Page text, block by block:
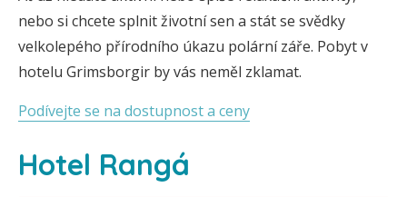
nebo si chcete splnit životní sen a stát se svědky
velkolepého přírodního úkazu polární záře. Pobyt v
hotelu Grimsborgir by vás neměl zklamat.
Podívejte se na dostupnost a ceny
Hotel Rangá